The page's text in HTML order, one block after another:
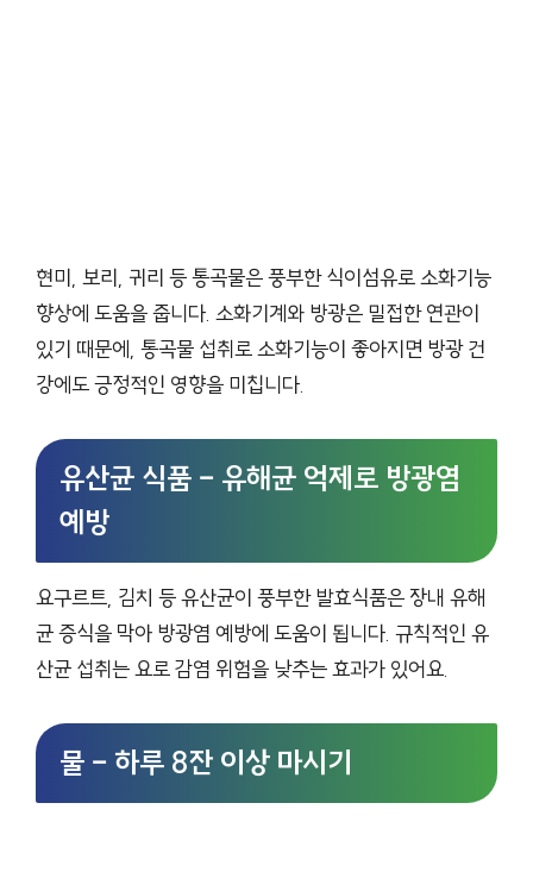
현미, 보리, 귀리 등 통곡물은 풍부한 식이섬유로 소화기능
향상에 도움을 줍니다. 소화기계와 방광은 밀접한 연관이
있기 때문에, 통곡물 섭취로 소화기능이 좋아지면 방광 건
강에도 긍정적인 영향을 미칩니다.
유산균 식품 – 유해균 억제로 방광염
예방
요구르트, 김치 등 유산균이 풍부한 발효식품은 장내 유해
균 증식을 막아 방광염 예방에 도움이 됩니다. 규칙적인 유
산균 섭취는 요로 감염 위험을 낮추는 효과가 있어요.
물 – 하루 8잔 이상 마시기